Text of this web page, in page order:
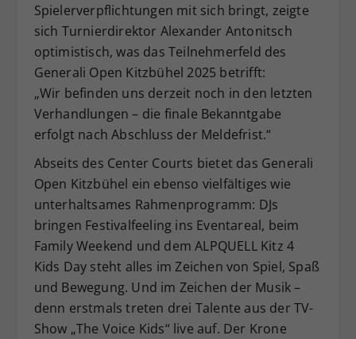
Spielerverpflichtungen mit sich bringt, zeigte
sich Turnierdirektor Alexander Antonitsch
optimistisch, was das Teilnehmerfeld des
Generali Open Kitzbühel 2025 betrifft:
„Wir befinden uns derzeit noch in den letzten
Verhandlungen – die finale Bekanntgabe
erfolgt nach Abschluss der Meldefrist.“
Abseits des Center Courts bietet das Generali
Open Kitzbühel ein ebenso vielfältiges wie
unterhaltsames Rahmenprogramm: DJs
bringen Festivalfeeling ins Eventareal, beim
Family Weekend und dem ALPQUELL Kitz 4
Kids Day steht alles im Zeichen von Spiel, Spaß
und Bewegung. Und im Zeichen der Musik –
denn erstmals treten drei Talente aus der TV-
Show „The Voice Kids“ live auf. Der Krone